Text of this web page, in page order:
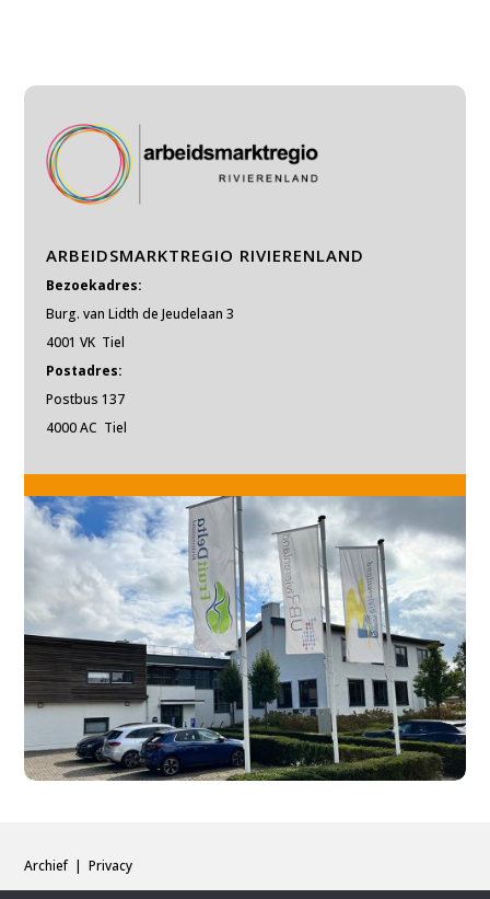
ARBEIDSMARKTREGIO RIVIERENLAND
Bezoekadres:
Burg. van Lidth de Jeudelaan 3
4001 VK Tiel
Postadres:
Postbus 137
4000 AC Tiel
Archief |Privacy